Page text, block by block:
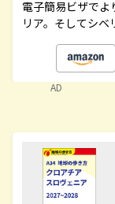
電子簡易ビザでよ
リア。そしてシベ
AD